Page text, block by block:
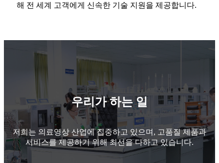
해 전 세계 고객에게 신속한 기술 지원을 제공합니다.
우리가 하는 일
저희는 의료영상 산업에 집중하고 있으며, 고품질 제품과
서비스를 제공하기 위해 최선을 다하고 있습니다.